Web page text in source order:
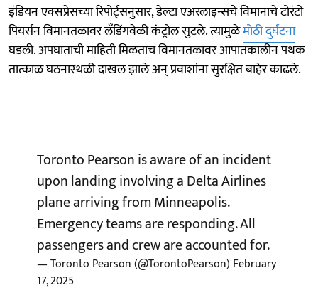
इंडियन एक्सप्रेसच्या रिपोर्ट्सनुसार, डेल्टा एअरलाइन्सचे विमानाचे टोरंटो
पियर्सन विमानतळावर लँडिंगवेळी कंट्रोल सुटले. त्यामुळेमोठी दुर्घटना
घडली. अपघाताची माहिती मिळताच विमानतळावर आपातकालीन पथक
तात्काळ घठनास्थळी दाखल झाले अन् प्रवाशांना सुरक्षित बाहेर काढले.
Toronto Pearson is aware of an incident
upon landing involving a Delta Airlines
plane arriving from Minneapolis.
Emergency teams are responding. All
passengers and crew are accounted for.
— Toronto Pearson (@TorontoPearson) February
17, 2025